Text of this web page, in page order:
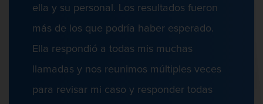
Asalto con químicos cáusticos
Asalto contra un Funcionario Público
Defensa de Asalto
ella y su personal. Los resultados fueron
más de los que podría haber esperado.
Ella respondió a todas mis muchas
llamadas y nos reunimos múltiples veces
para revisar mi caso y responder todas
Aumento de Sentencia por Armas de
Fuego